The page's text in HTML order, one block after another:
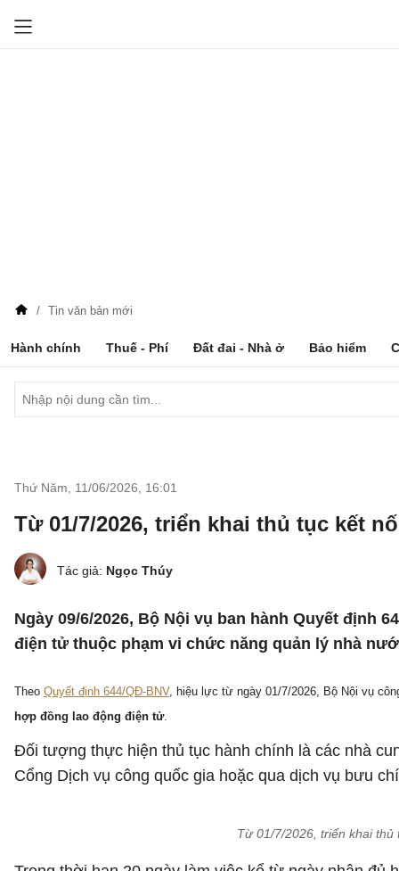
Tin văn bản mới
Hành chính Thuế - Phí Đất đai - Nhà ở Bảo hiểm
Thứ Năm, 11/06/2026 16:01
Từ 01/7/2026, triển khai thủ tục kết
Tác giả: Ngọc Thúy
Ngày 09/6/2026, Bộ Nội vụ ban hành Quyết định
điện tử thuộc phạm vi chức năng quản lý nhà
Theo Quyết định 644/QĐ-BNV, hiệu lực từ ngày 01/7/2026, Bộ Nội vụ
hợp đồng lao động điện tử.
Đối tượng thực hiện thủ tục hành chính là các nhà
Cổng Dịch vụ công quốc gia hoặc qua dịch vụ bưu
Từ 01/7/2026, triển khai